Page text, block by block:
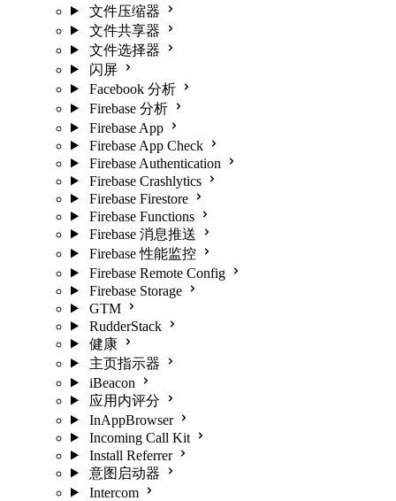
文件压缩器
文件共享器
文件选择器
闪屏
Facebook 分析
Firebase 分析
Firebase App
Firebase App Check
Firebase Authentication
Firebase Crashlytics
Firebase Firestore
Firebase Functions
Firebase 消息推送
Firebase 性能监控
Firebase Remote Config
Firebase Storage
GTM
RudderStack
健康
主页指示器
iBeacon
应用内评分
InAppBrowser
Incoming Call Kit
Install Referrer
意图启动器
Intercom